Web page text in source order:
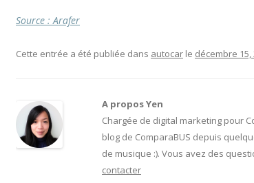
Source : Arafer
Cette entrée a été publiée dans autocar le décembre 15,
A propos Yen
Chargée de digital marketing pour
blog de ComparaBUS depuis
de musique :). Vous avez des
contacter